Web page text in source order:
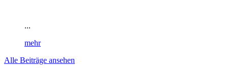
...
mehr
Alle Beiträge ansehen